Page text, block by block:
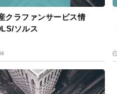
クラファンサービス情
ソルス